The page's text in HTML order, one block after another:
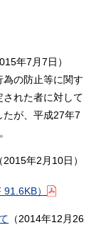
年7月7日）
の防止等に関す
れた者に対して
が、平成27年7
（2015年2月10日）
91.6KB）
（2014年12月26